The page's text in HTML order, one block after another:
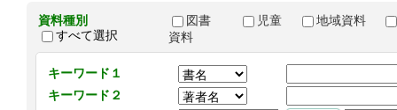
資料種別
すべて選択
図書 児童
地域資料
資料
キーワード１
キーワード２